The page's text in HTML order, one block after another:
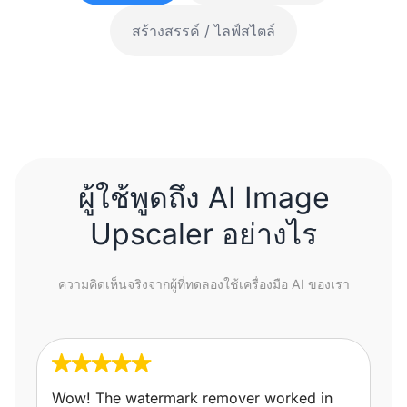
สร้างสรรค์ / ไลฟ์สไตล์
ผู้ใช้พูดถึง AI Image
Upscaler อย่างไร
ความคิดเห็นจริงจากผู้ที่ทดลองใช้เครื่องมือ AI ของเรา
Wow! The watermark remover worked in